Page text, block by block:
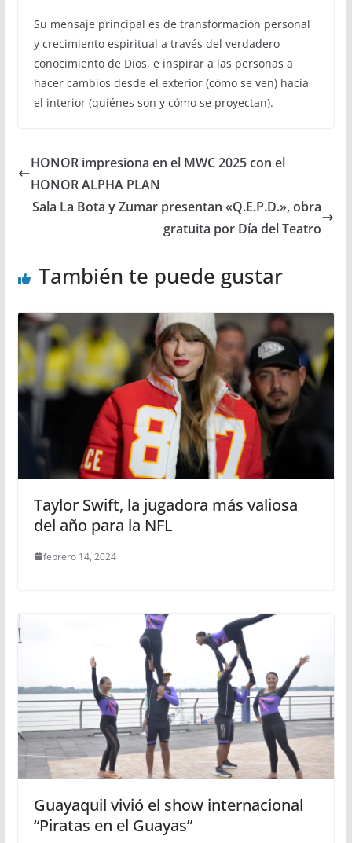
Su mensaje principal es de transformación personal
y crecimiento espiritual a través del verdadero
conocimiento de Dios, e inspirar a las personas a
hacer cambios desde el exterior (cómo se ven) hacia
el interior (quiénes son y cómo se proyectan).
HONOR impresiona en el MWC 2025 con el
HONOR ALPHA PLAN
Sala La Bota y Zumar presentan «Q.E.P.D.», obra
gratuita por Día del Teatro
También te puede gustar
Taylor Swift, la jugadora más valiosa
del año para la NFL
febrero 14, 2024
Guayaquil vivió el show internacional
“Piratas en el Guayas”